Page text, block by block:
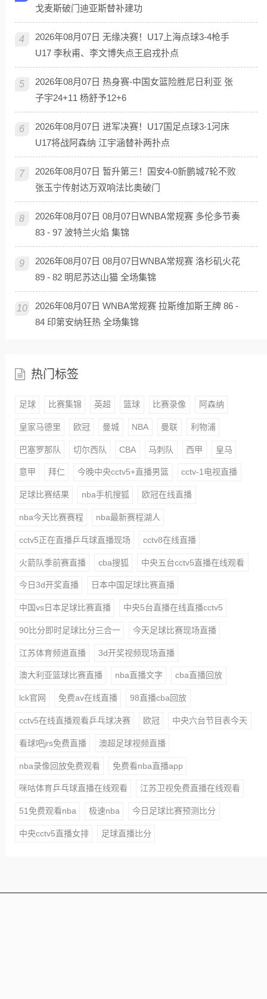
戈麦斯破门迪亚斯替补建功
4
2026年08月07日 无缘决赛！U17上海点球3-4枪手
U17 李秋甫、李文博失点王启戎扑点
5
2026年08月07日 热身赛-中国女篮险胜尼日利亚 张
子宇24+11 杨舒予12+6
6
2026年08月07日 进军决赛！U17国足点球3-1河床
U17将战阿森纳 江宇涵替补两扑点
7
2026年08月07日 暂升第三！国安4-0新鹏城7轮不败
张玉宁传射达万双响法比奥破门
8
2026年08月07日 08月07日WNBA常规赛 多伦多节奏
83 - 97 波特兰火焰 集锦
9
2026年08月07日 08月07日WNBA常规赛 洛杉矶火花
89 - 82 明尼苏达山猫 全场集锦
10
2026年08月07日 WNBA常规赛 拉斯维加斯王牌 86 -
84 印第安纳狂热 全场集锦
热门标签
足球 比赛集锦 英超 篮球 比赛录像 阿森纳
皇家马德里 欧冠 曼城 NBA 曼联 利物浦
巴塞罗那队 切尔西队 CBA 马刺队 西甲 皇马
意甲 拜仁 今晚中央cctv5+直播男篮 cctv-1电视直播
足球比赛结果 nba手机搜狐 欧冠在线直播
nba今天比赛赛程 nba最新赛程湖人
cctv5正在直播乒乓球直播现场 cctv8在线直播
火箭队季前赛直播 cba搜狐 中央五台cctv5直播在线观看
今日3d开奖直播 日本中国足球比赛直播
中国vs日本足球比赛直播 中央5台直播在线直播cctv5
90比分即时足球比分三合一 今天足球比赛现场直播
江苏体育频道直播 3d开奖视频现场直播
澳大利亚篮球比赛直播 nba直播文字 cba直播回放
lck官网 免费av在线直播 98直播cba回放
cctv5在线直播观看乒乓球决赛 欧冠 中央六台节目表今天
看球吧jrs免费直播 澳超足球视频直播
nba录像回放免费观看 免费看nba直播app
咪咕体育乒乓球直播在线观看 江苏卫视免费直播在线观看
51免费观看nba 极速nba 今日足球比赛预测比分
中央cctv5直播女排 足球直播比分